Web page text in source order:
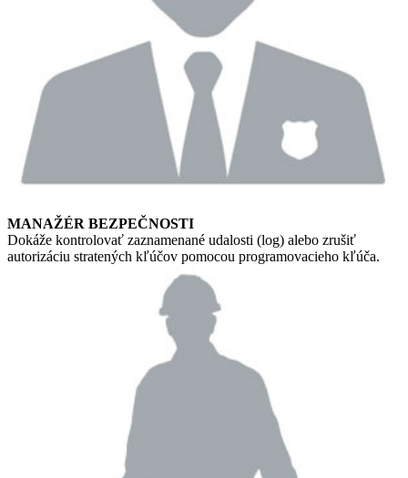
MANAŽÉR BEZPEČNOSTI
Dokáže kontrolovať zaznamenané udalosti (log) alebo zrušiť
autorizáciu stratených kľúčov pomocou programovacieho kľúča.